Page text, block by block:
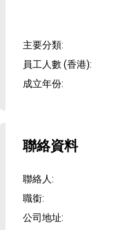
主要分類:
員工人數 (香港):
成立年份:
聯絡資料
聯絡人:
職銜:
公司地址: